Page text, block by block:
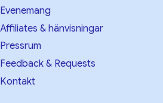
Evenemang
Affiliates & hänvisningar
Pressrum
Feedback & Requests
Kontakt